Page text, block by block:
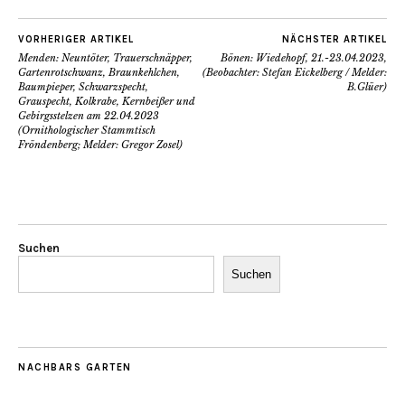
VORHERIGER ARTIKEL
Menden: Neuntöter, Trauerschnäpper,
Gartenrotschwanz, Braunkehlchen,
Baumpieper, Schwarzspecht,
Grauspecht, Kolkrabe, Kernbeißer und
Gebirgsstelzen am 22.04.2023
(Ornithologischer Stammtisch
Fröndenberg; Melder: Gregor Zosel)
NÄCHSTER ARTIKEL
Bönen: Wiedehopf, 21.-23.04.2023,
(Beobachter: Stefan Eickelberg / Melder:
B.Glüer)
Suchen
Suchen
NACHBARS GARTEN